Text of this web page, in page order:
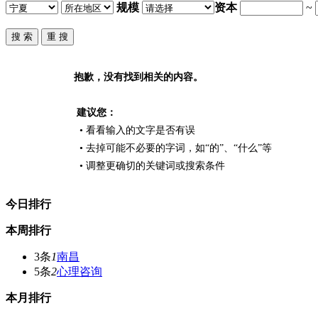
规模 资本 ~
抱歉，没有找到相关的内容。
建议您：
• 看看输入的文字是否有误
• 去掉可能不必要的字词，如“的”、“什么”等
• 调整更确切的关键词或搜索条件
今日排行
本周排行
3条1南昌
5条2心理咨询
本月排行